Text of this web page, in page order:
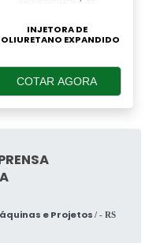
INJETORA DE
EXPANDIDO
COTAR AGORA
e Projetos / - RS